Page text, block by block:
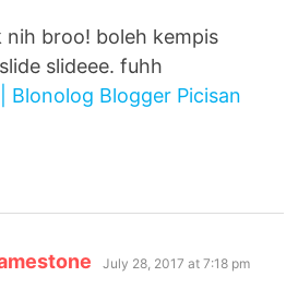
nih broo! boleh kempis
slideee. fuhh
Blonolog Blogger Picisan
says:
July 28, 2017 at 7:18 pm